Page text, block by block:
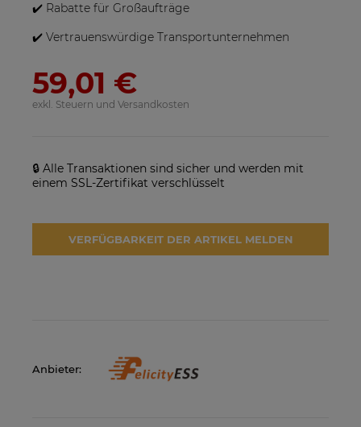
SE25K-RW00IBNM4
Netzwechselrichter
Solarmodul Longi 370 LR4-
60HIH BF
✔️ Rabatte für Großaufträge
✔️ Vertrauenswürdige Transportunternehmen
59,01 €
exkl. Steuern und Versandkosten
🔒 Alle Transaktionen sind sicher und werden mit
einem SSL-Zertifikat verschlüsselt
VERFÜGBARKEIT DER ARTIKEL MELDEN
Anbieter: